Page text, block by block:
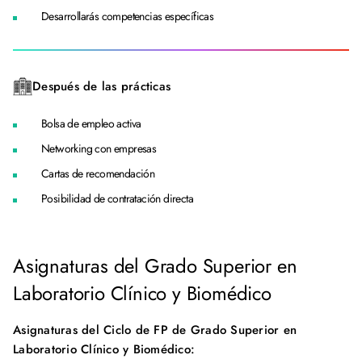
Desarrollarás competencias específicas
Después de las prácticas
Bolsa de empleo activa
Networking con empresas
Cartas de recomendación
Posibilidad de contratación directa
Asignaturas del Grado Superior en
Laboratorio Clínico y Biomédico
Asignaturas del Ciclo de FP de Grado Superior en
Laboratorio Clínico y Biomédico: